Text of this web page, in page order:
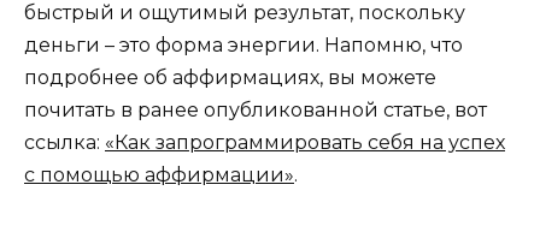
быстрый и ощутимый результат, поскольку
деньги – это форма энергии. Напомню, что
подробнее об аффирмациях, вы можете
почитать в ранее опубликованной статье, вот
ссылка: «Как запрограммировать себя на успех
с помощью аффирмации».